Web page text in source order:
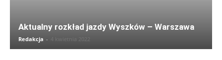
Aktualny rozkład jazdy Wyszków – Warszawa
Redakcja - 4 kwietnia 2022